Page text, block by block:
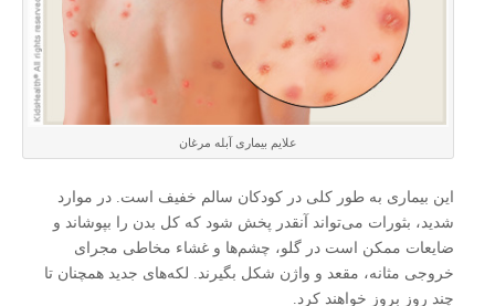
علایم بیماری آبله مرغان
این بیماری به طور کلی در کودکان سالم خفیف است. در موارد
شدید، بثورات می‌تواند آنقدر پخش شود که کل بدن را بپوشاند و
ضایعات ممکن است در گلو، چشم‌ها و غشاء مخاطی مجرای
خروجی مثانه، مقعد و واژن شکل بگیرند. لکه‌های جدید همچنان تا
چند روز بروز خواهند کرد.